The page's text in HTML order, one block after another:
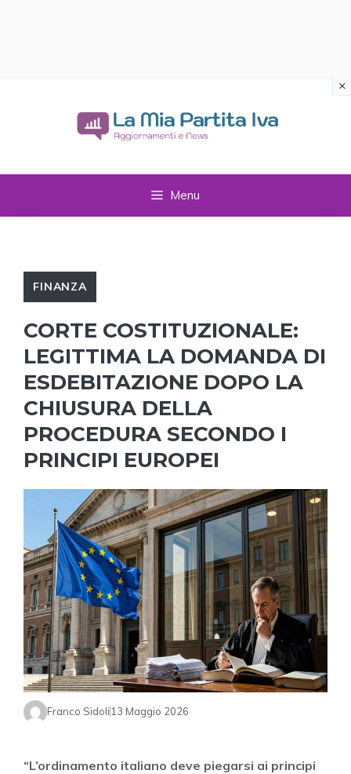
Menu
FINANZA
CORTE COSTITUZIONALE:
LEGITTIMA LA DOMANDA DI
ESDEBITAZIONE DOPO LA
CHIUSURA DELLA
PROCEDURA SECONDO I
PRINCIPI EUROPEI
Franco Sidoli 13 Maggio 2026
“L’ordinamento italiano deve piegarsi ai principi
×